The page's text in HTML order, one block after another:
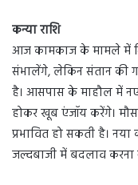
कन्या राशि
आज कामकाज के मामले में
संभालेंगे, लेकिन संतान की
है। आसपास के माहौल में
होकर खूब एंजॉय करेंगे।
प्रभावित हो सकती है।
जल्दबाजी में बदलाव